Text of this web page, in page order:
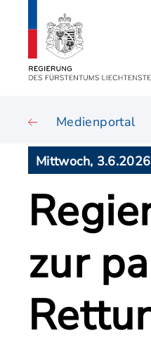
Medienportal
Mittwoch, 3.6.2026
zur